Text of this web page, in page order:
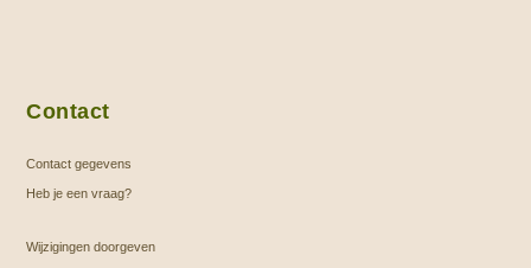
Contact
Contact gegevens
Heb je een vraag?
Wijzigingen doorgeven